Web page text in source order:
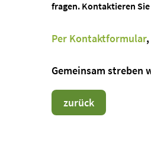
fragen. Kontaktieren
Per Kontaktformular
Gemeinsam streben
zurück